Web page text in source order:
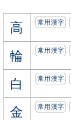
高 常用漢字
輪 常用漢字
白 常用漢字
金 常用漢字